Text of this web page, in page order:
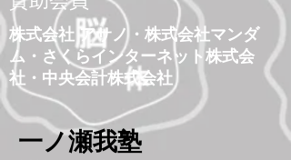
株式会社 アサノ ・ 株式会社マンダ
ム ・ さくらインターネット株式会
社 ・ 中央会計株式会社
​一ノ瀬我塾